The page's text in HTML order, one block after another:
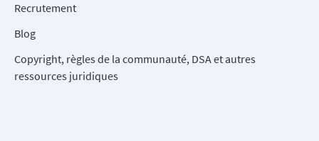
Recrutement
Blog
Copyright, règles de la communauté, DSA et autres
ressources juridiques